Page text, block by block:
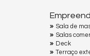
Sala de
Salas
Deck
Terraço